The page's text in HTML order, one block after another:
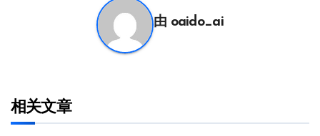
由 oaido_ai
相关文章